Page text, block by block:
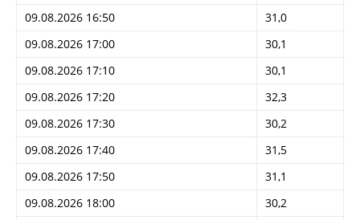
09.08.2026 16:50
31,0
09.08.2026 17:00
30,1
09.08.2026 17:10
30,1
09.08.2026 17:20
32,3
09.08.2026 17:30
30,2
09.08.2026 17:40
31,5
09.08.2026 17:50
31,1
09.08.2026 18:00
30,2